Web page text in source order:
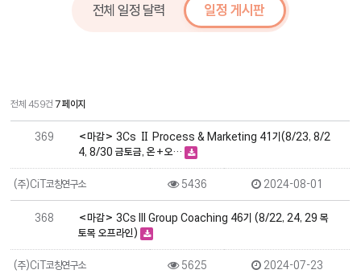
전체 일정 달력 일정 게시판
전체 459건 7 페이지
369
<마감> 3Cs Ⅱ Process & Marketing 41기(8/23, 8/2
4, 8/30 금토금, 온+오…
(주)CiT코칭연구소 5436 2024-08-01
368
<마감> 3Cs III Group Coaching 46기 (8/22, 24, 29 목
토목 오프라인)
(주)CiT코칭연구소 5625 2024-07-23